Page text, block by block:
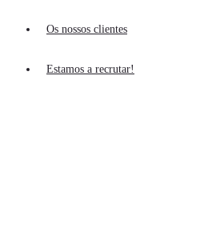
Os nossos clientes
Estamos a recrutar!